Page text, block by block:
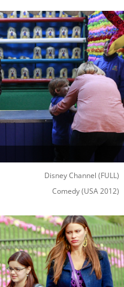
Disney Channel (FULL)
Comedy(USA 2012)